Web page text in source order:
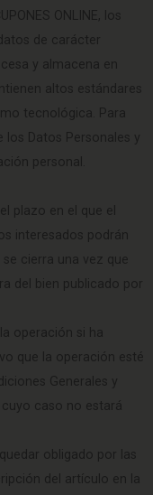
ONLINE, los
de carácter
y almacena en
altos estándares
tecnológica. Para
Datos Personales y
personal.
plazo en el que el
interesados podrán
cierra una vez que
del bien publicado por
operación si ha
que la operación esté
Generales y
cuyo caso no estará
obligado por las
del artículo en la